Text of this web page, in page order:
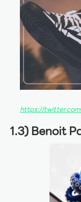
https://
1.3) Benoit